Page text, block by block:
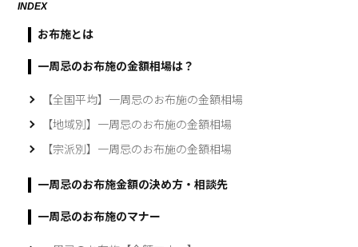
INDEX
お布施とは
一周忌のお布施の金額相場は？
【全国平均】一周忌のお布施の金額相場
【地域別】一周忌のお布施の金額相場
【宗派別】一周忌のお布施の金額相場
一周忌のお布施金額の決め方・相談先
一周忌のお布施のマナー